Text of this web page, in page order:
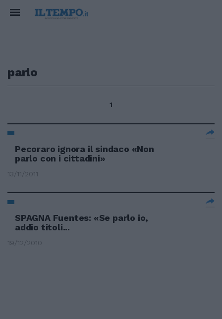
parlo
1
Pecoraro ignora il sindaco «Non
parlo con i cittadini»
13/11/2011
SPAGNA Fuentes: «Se parlo io,
addio titoli...
19/12/2010